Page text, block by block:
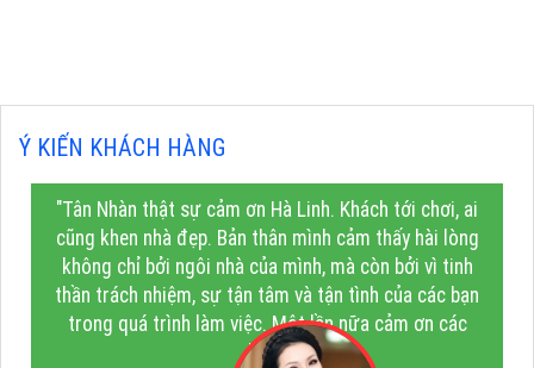
Ý KIẾN KHÁCH HÀNG
"Tân Nhàn thật sự cảm ơn Hà Linh. Khách tới chơi, ai
cũng khen nhà đẹp. Bản thân mình cảm thấy hài lòng
không chỉ bởi ngôi nhà của mình, mà còn bởi vì tinh
thần trách nhiệm, sự tận tâm và tận tình của các bạn
trong quá trình làm việc. Một lần nữa cảm ơn các
bạn!"